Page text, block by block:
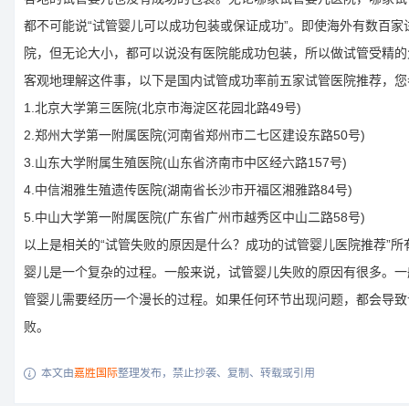
都不可能说“试管婴儿可以成功包装或保证成功”。即使海外有数百家
院，但无论大小，都可以说没有医院能成功包装，所以做试管受精
客观地理解这件事，以下是国内试管成功率前五家试管医院推荐，
1.北京大学第三医院(北京市海淀区花园北路49号)
2.郑州大学第一附属医院(河南省郑州市二七区建设东路50号)
3.山东大学附属生殖医院(山东省济南市中区经六路157号)
4.中信湘雅生殖遗传医院(湖南省长沙市开福区湘雅路84号)
5.中山大学第一附属医院(广东省广州市越秀区中山二路58号)
以上是相关的“试管失败的原因是什么？成功的试管婴儿医院推荐”所
婴儿是一个复杂的过程。一般来说，试管婴儿失败的原因有很多。
管婴儿需要经历一个漫长的过程。如果任何环节出现问题，都会导
败。
 本文由嘉胜国际整理发布，禁止抄袭、复制、转载或引用